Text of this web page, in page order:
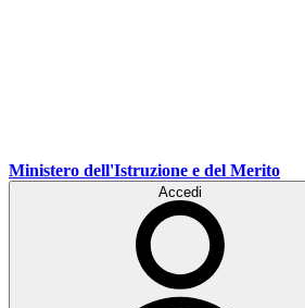
Ministero dell'Istruzione e del Merito
Accedi